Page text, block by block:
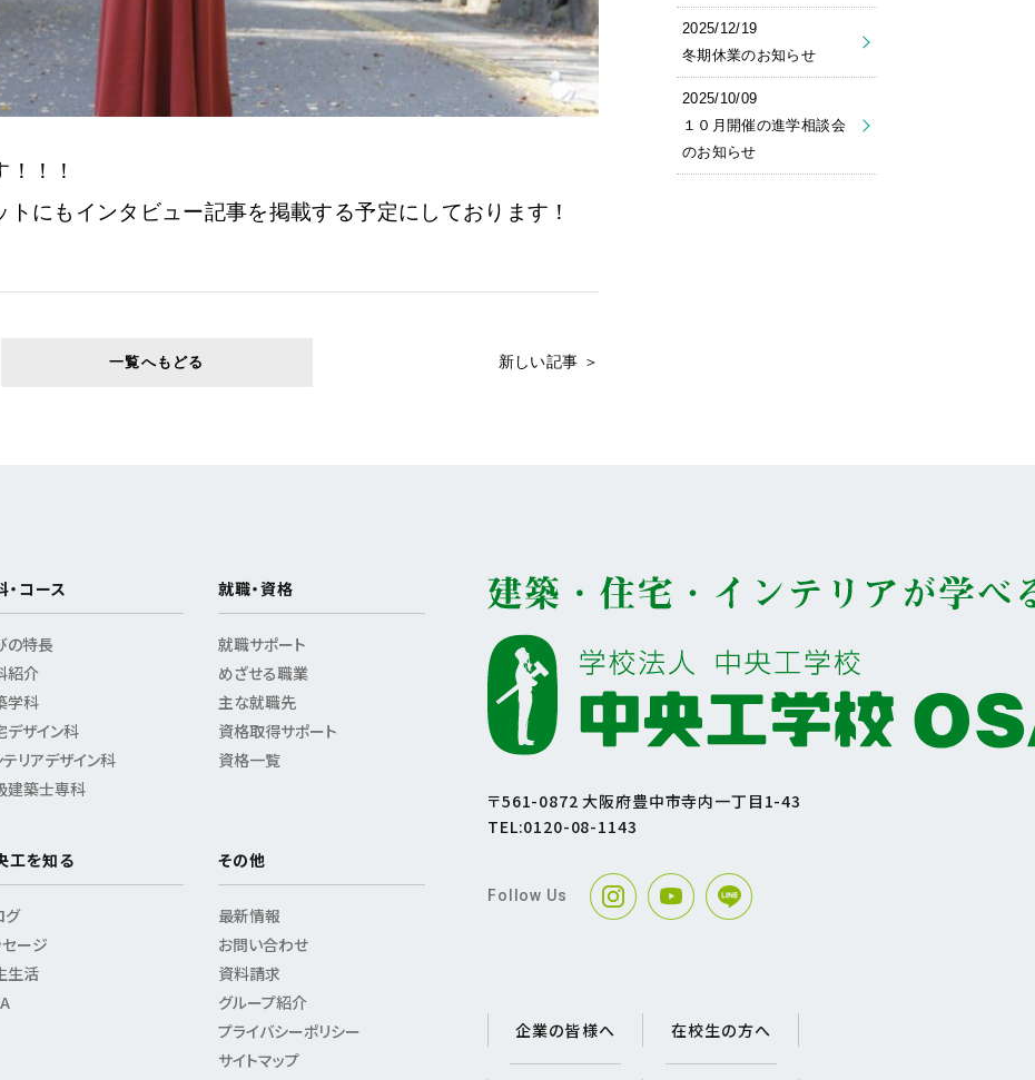
！！
にもインタビュー記事を掲載する予定にしております！
新しい記事 ＞
一覧へもどる
2025/12/19
冬期休業のお知らせ
2025/10/09
１０月開催の進学相談会
のお知らせ
・コース
の特長
紹介
学科
デザイン科
テリアデザイン科
建築士専科
就職・資格
就職サポート
めざせる職業
主な就職先
資格取得サポート
資格一覧
工を知る
グ
セージ
生活
その他
最新情報
お問い合わせ
資料請求
グループ紹介
プライバシーポリシー
サイトマップ
〒561-0872 大阪府豊中市寺内一丁目1-43
TEL:0120-08-1143
Follow Us
企業の皆様へ 在校生の方へ